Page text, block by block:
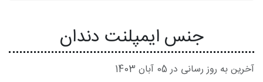
جنس ایمپلنت دندان
آخرین به روز رسانی در 05 آبان 1403